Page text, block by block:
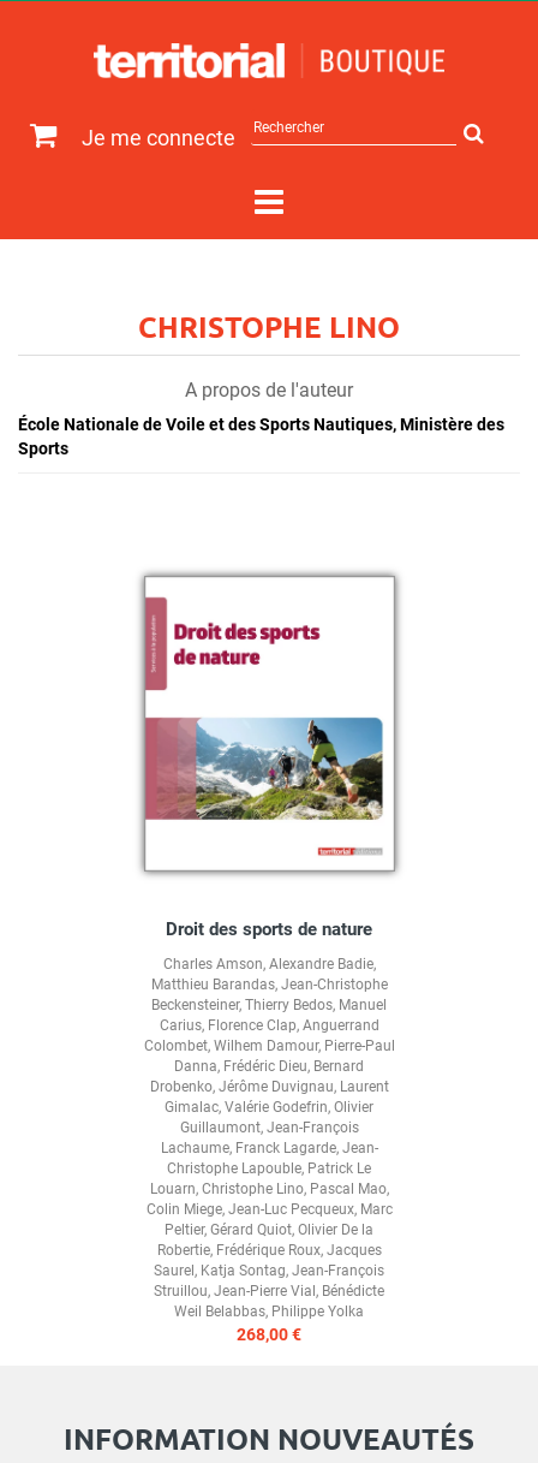
Je me connecte
sur
CHRISTOPHE LINO
A propos de l'auteur
École Nationale de Voile et des Sports Nautiques, Ministère des
Sports
Droit des sports de nature
Charles Amson, Alexandre Badie,
Matthieu Barandas, Jean-Christophe
Beckensteiner, Thierry Bedos, Manuel
Carius, Florence Clap, Anguerrand
Colombet, Wilhem Damour, Pierre-Paul
Danna, Frédéric Dieu, Bernard
Drobenko, Jérôme Duvignau, Laurent
Gimalac, Valérie Godefrin, Olivier
Guillaumont, Jean-François
Lachaume, Franck Lagarde, Jean-
Christophe Lapouble, Patrick Le
Louarn, Christophe Lino, Pascal Mao,
Colin Miege, Jean-Luc Pecqueux, Marc
Peltier, Gérard Quiot, Olivier De la
Robertie, Frédérique Roux, Jacques
Saurel, Katja Sontag, Jean-François
Struillou, Jean-Pierre Vial, Bénédicte
Weil Belabbas, Philippe Yolka
268,00 €
INFORMATION NOUVEAUTÉS